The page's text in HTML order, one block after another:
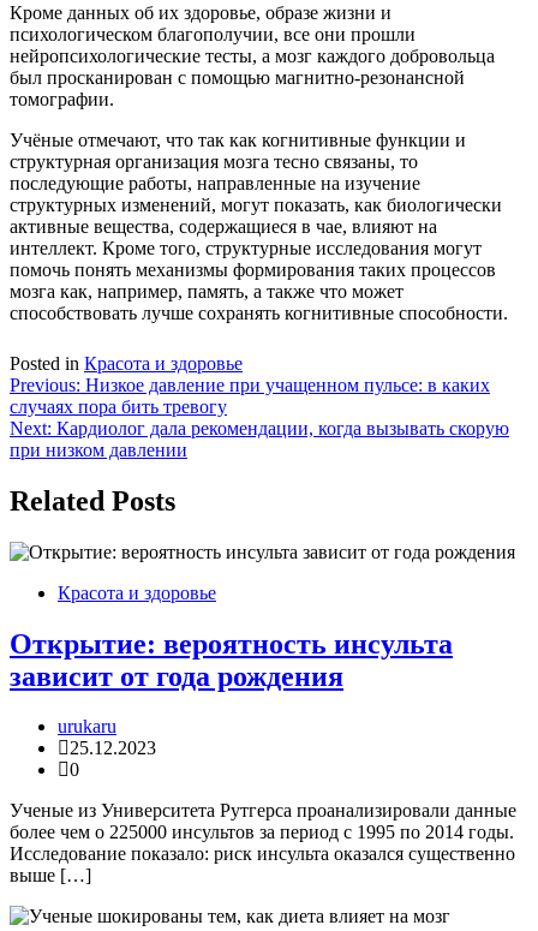
Кроме данных об их здоровье, образе жизни и
психологическом благополучии, все они прошли
нейропсихологические тесты, а мозг каждого добровольца
был просканирован с помощью магнитно-резонансной
томографии.
Учёные отмечают, что так как когнитивные функции и
структурная организация мозга тесно связаны, то
последующие работы, направленные на изучение
структурных изменений, могут показать, как биологически
активные вещества, содержащиеся в чае, влияют на
интеллект. Кроме того, структурные исследования могут
помочь понять механизмы формирования таких процессов
мозга как, например, память, а также что может
способствовать лучше сохранять когнитивные способности.
Posted in Красота и здоровье
Навигация
по
записям
Previous: Низкое давление при учащенном пульсе: в каких
случаях пора бить тревогу
Next: Кардиолог дала рекомендации, когда вызывать скорую
при низком давлении
Related Posts
Красота и здоровье
Открытие: вероятность инсульта
зависит от года рождения
urukaru
25.12.2023
0
Ученые из Университета Рутгерса проанализировали данные
более чем о 225000 инсультов за период с 1995 по 2014 годы.
Исследование показало: риск инсульта оказался существенно
выше […]